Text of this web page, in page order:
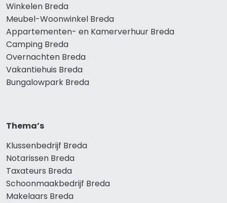
Winkelen Breda
Meubel-Woonwinkel Breda
Appartementen- en Kamerverhuur Breda
Camping Breda
Overnachten Breda
Vakantiehuis Breda
Bungalowpark Breda
Thema’s
Klussenbedrijf Breda
Notarissen Breda
Taxateurs Breda
Schoonmaakbedrijf Breda
Makelaars Breda